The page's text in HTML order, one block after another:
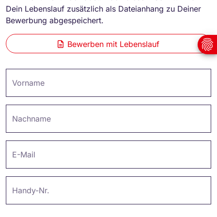
Dein Lebenslauf zusätzlich als Dateianhang zu Deiner
Bewerbung abgespeichert.
Bewerben mit Lebenslauf
Vorname
Nachname
E-Mail
Handy-Nr.